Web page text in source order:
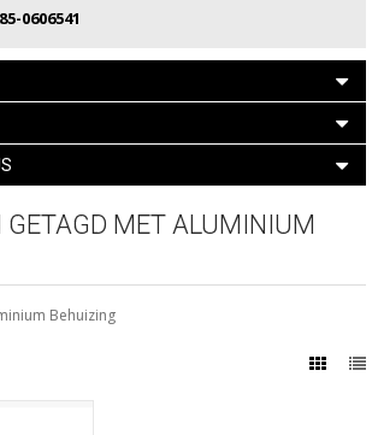
0606541
GETAGD MET ALUMINIUM
Behuizing